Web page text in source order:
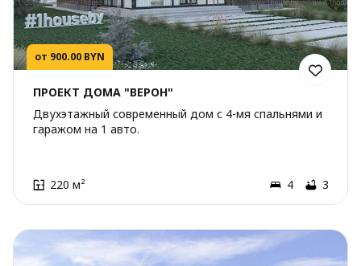
от 900.00 BYN
ПРОЕКТ ДОМА "ВЕРОН"
Двухэтажный современный дом с 4-мя спальнями и
гаражом на 1 авто.
220 м² 4 3